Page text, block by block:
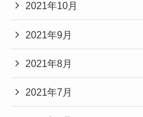
2021年10月
2021年9月
2021年8月
2021年7月